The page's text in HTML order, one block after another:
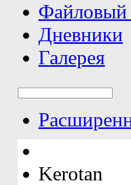
Файловый
Дневники
Галерея
Kerotan